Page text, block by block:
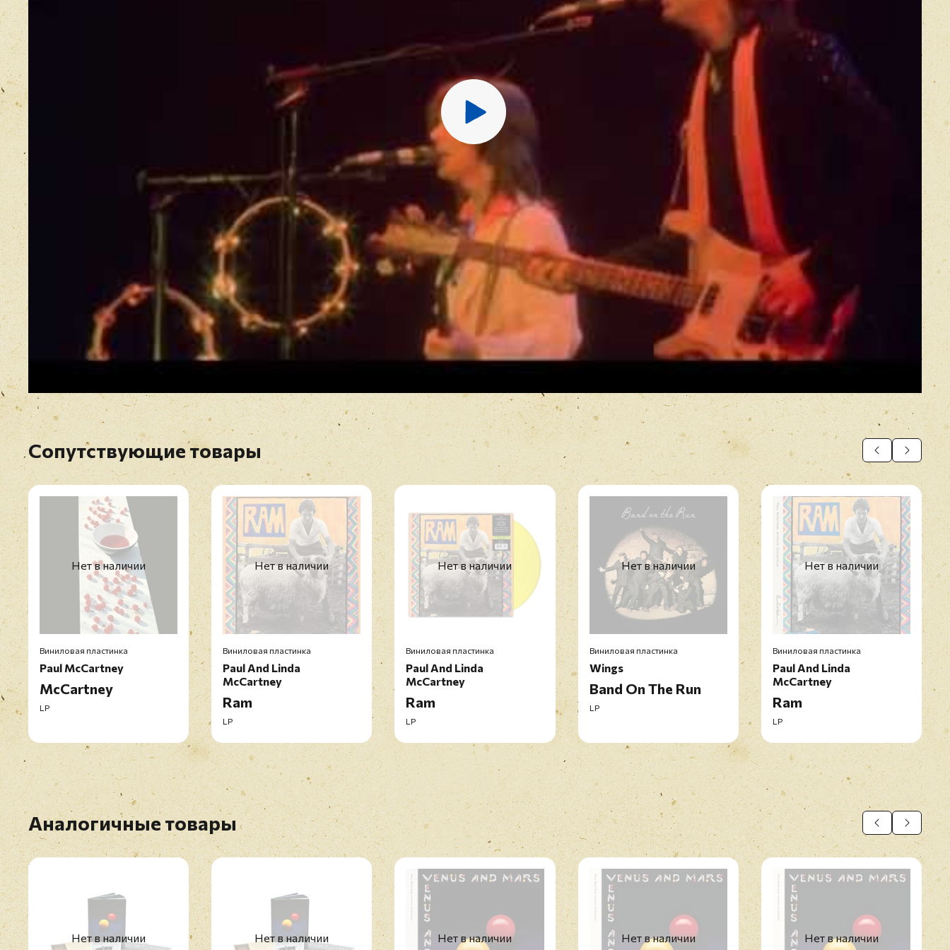
Перед публикацией отзывы проходят модерацию
Сопутствующие товары
Нет в наличии
Виниловая пластинка
Paul McCartney
McCartney
LP
Нет в наличии
Виниловая пластинка
Paul And Linda
McCartney
Ram
LP
Нет в наличии
Виниловая пластинка
Paul And Linda
McCartney
Ram
LP
Нет в наличии
Виниловая пластинка
Wings
Band On The Run
LP
Нет в наличии
Виниловая пластинка
Paul And Linda
McCartney
Ram
LP
Аналогичные товары
Нет в наличии Нет в наличии Нет в наличии Нет в наличии Нет в наличии